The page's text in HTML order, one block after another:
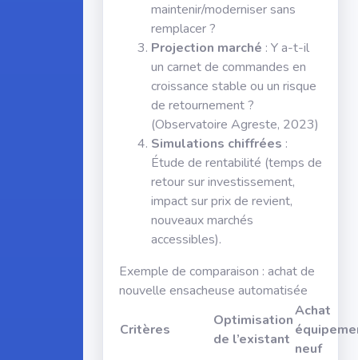
maintenir/moderniser sans
remplacer ?
Projection marché : Y a-t-il
un carnet de commandes en
croissance stable ou un risque
de retournement ?
(Observatoire Agreste, 2023)
Simulations chiffrées :
Étude de rentabilité (temps de
retour sur investissement,
impact sur prix de revient,
nouveaux marchés
accessibles).
Exemple de comparaison : achat de
nouvelle ensacheuse automatisée
Critères
Optimisation
de l’existant
Achat
neuf